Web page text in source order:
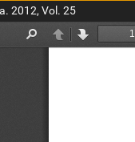
2012, Vol. 25